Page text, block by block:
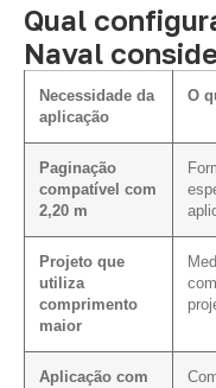
Qual
Naval
Necessidade da
aplicação
O
Paginação
compatível com
2,20 m
Projeto que
utiliza
comprimento
maior
Aplicação com